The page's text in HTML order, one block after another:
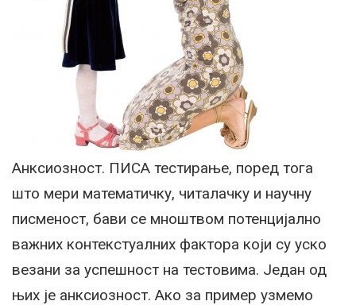
Анксиозност. ПИСА тестирање, поред тога
што мери математичку, читалачку и научну
писменост, бави се мноштвом потенцијално
важних контекстуалних фактора који су уско
везани за успешност на тестовима. Један од
њих је анксиозност. Ако за пример узмемо